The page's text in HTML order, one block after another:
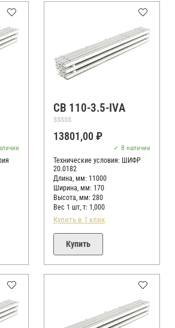
СВ 110-3.5-IVА
Оценка
0
13801,00₽
В наличии
Технические условия: ШИФР
20.0182
Длина, мм: 11000
Ширина, мм: 170
Высота, мм: 280
Вес 1 шт, т: 1,000
Купить в 1 клик
Купить